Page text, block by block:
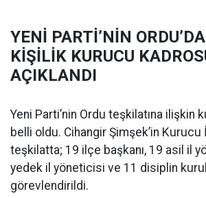
YENİ PARTİ’NİN
KİŞİLİK KURUCU
AÇIKLANDI
Yeni Parti’nin Ordu teşkilatına ilişkin
belli oldu. Cihangir Şimşek’in Kurucu
teşkilatta; 19 ilçe başkanı, 19 asil il
yedek il yöneticisi ve 11 disiplin
görevlendirildi.